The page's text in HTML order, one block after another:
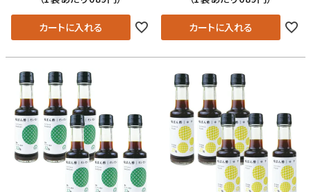
カートに入れる カートに入れる